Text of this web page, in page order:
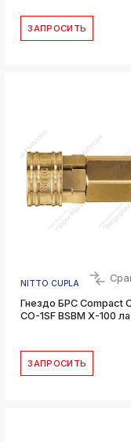
ЗАПРОСИТЬ
NITTO CUPLA
Гнездо БРС Compact
CO-1SF BSBM X-100
ЗАПРОСИТЬ